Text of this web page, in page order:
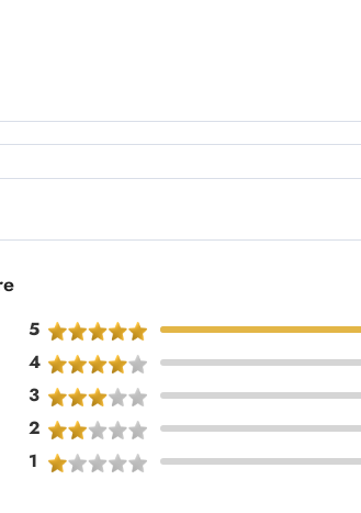
5
4
3
2
1